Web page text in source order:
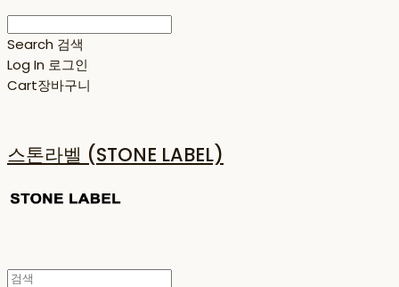
Search 검색
Log In 로그인
Cart장바구니
스톤라벨 (STONE LABEL)